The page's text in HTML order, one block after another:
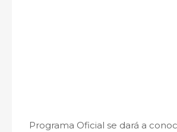
Programa Oficial se dará a